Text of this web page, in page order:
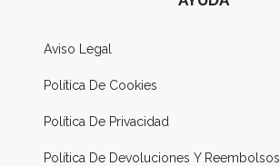
Aviso Legal
Política De Cookies
Política De Privacidad
Política De Devoluciones Y Reembolsos